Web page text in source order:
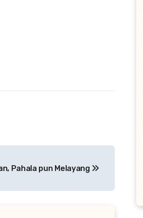
Pahala pun Melayang